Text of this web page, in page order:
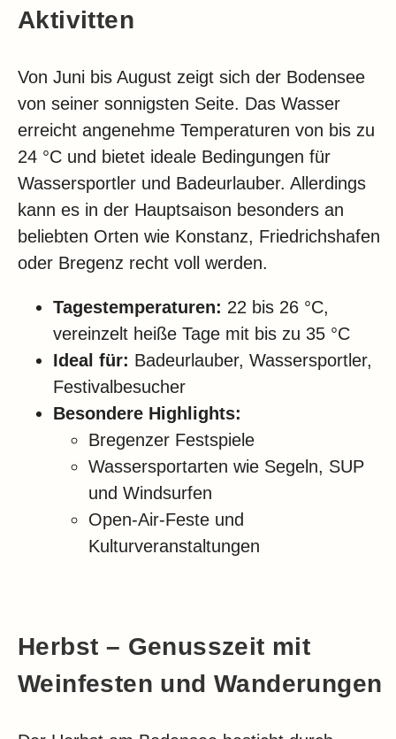
Aktivitten
Von Juni bis August zeigt sich der Bodensee
von seiner sonnigsten Seite. Das Wasser
erreicht angenehme Temperaturen von bis zu
24 °C und bietet ideale Bedingungen für
Wassersportler und Badeurlauber. Allerdings
kann es in der Hauptsaison besonders an
beliebten Orten wie Konstanz, Friedrichshafen
oder Bregenz recht voll werden.
Tagestemperaturen: 22 bis 26 °C,
vereinzelt heiße Tage mit bis zu 35 °C
Ideal für: Badeurlauber, Wassersportler,
Festivalbesucher
Besondere Highlights:
Bregenzer Festspiele
Wassersportarten wie Segeln, SUP
und Windsurfen
Open-Air-Feste und
Kulturveranstaltungen
Herbst – Genusszeit mit
Weinfesten und Wanderungen